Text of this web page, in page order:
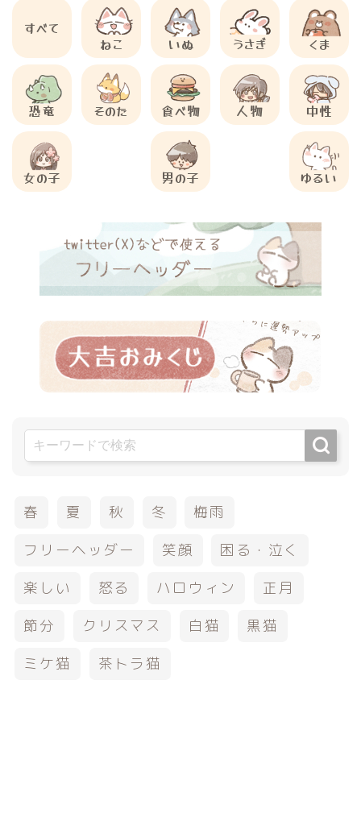
すべて
ねこ
いぬ うさぎ くま
恐竜 そのた 食べ物 人物 中性
女の子 男の子 ゆるい
春 夏 秋 冬
梅雨
フリーヘッダー
笑顔
困る・泣く
楽しい
怒る ハロウィン
正月
節分
クリスマス 白猫
黒猫
ミケ猫
茶トラ猫